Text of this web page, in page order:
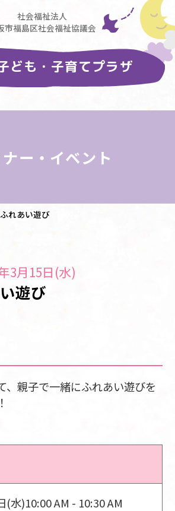
社会福祉法人
市福島区社会福祉協議会
ども・子育てプラザ
ー・イベント
れあい遊び
3月15日(水)
遊び
、親子で一緒にふれあい遊びを
(水)10:00 AM - 10:30 AM